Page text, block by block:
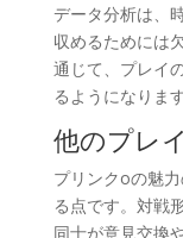
データ分析は、
収めるためには
通じて、プレイ
るようになります
他のプレ
プリンクoの魅
る点です。対戦
同士が意見交換